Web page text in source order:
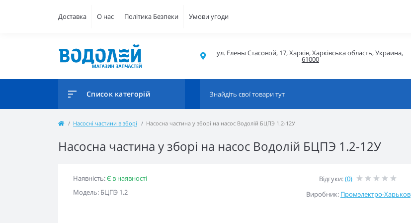
Доставка О нас Політика Безпеки Умови угоди
ул. Елены Стасовой, 17, Харків, Харківська область, Украина,
61000
Список категорій
Насосні частини в зборі Насосна частина у зборі на насос Водолій БЦПЭ 1.2-12У
Насосна частина у зборі на насос Водолій БЦПЭ 1.2-12У
Наявність:Є в наявності
Модель: БЦПЭ 1.2
Відгуки:(0)
Виробник: Промэлектро-Харьков